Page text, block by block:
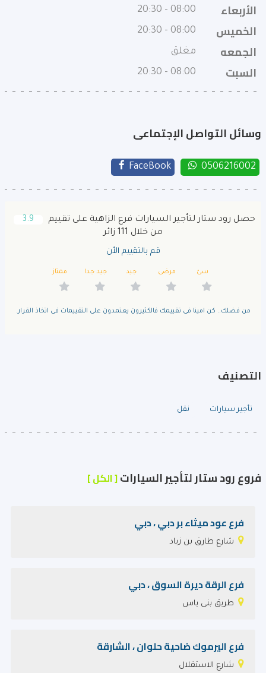
الأربعاء 08:00 - 20:30
الخميس 08:00 - 20:30
الجمعه مغلق
السبت 08:00 - 20:30
وسائل التواصل الإجتماعى
0506216002
FaceBook
حصل رود ستار لتأجير السيارات فرع الزاهية على تقييم
3.9
من خلال 111 زائر
قم بالتقييم الأن
سئ مرضى جيد جيد جدا ممتاز
من فضلك.. كن امينا فى تقييمك فالكثيرون يعتمدون على التقييمات فى اتخاذ القرار.
التصنيف
تأجير سيارات نقل
فروع رود ستار لتأجير السيارات[ الكل ]
فرع عود ميثاء بر دبي ، دبي
شارع طارق بن زياد
فرع الرقة ديرة السوق ، دبي
طريق بنى ياس
فرع اليرموك ضاحية حلوان ، الشارقة
شارع الاستقلال